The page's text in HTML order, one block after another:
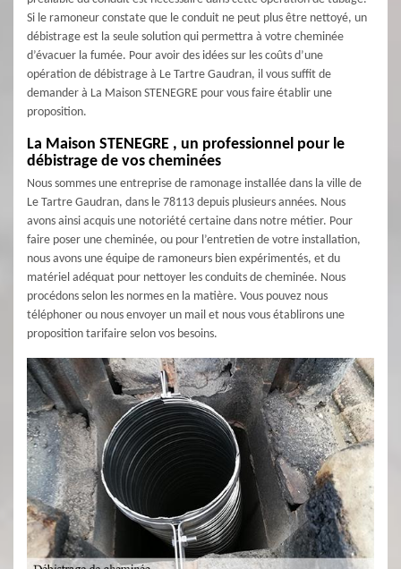
Si le ramoneur constate que le conduit ne peut plus être nettoyé, un
débistrage est la seule solution qui permettra à votre cheminée
d’évacuer la fumée. Pour avoir des idées sur les coûts d’une
opération de débistrage à Le Tartre Gaudran, il vous suffit de
demander à La Maison STENEGRE pour vous faire établir une
proposition.
La Maison STENEGRE , un professionnel pour le
débistrage de vos cheminées
Nous sommes une entreprise de ramonage installée dans la ville de
Le Tartre Gaudran, dans le 78113 depuis plusieurs années. Nous
avons ainsi acquis une notoriété certaine dans notre métier. Pour
faire poser une cheminée, ou pour l’entretien de votre installation,
nous avons une équipe de ramoneurs bien expérimentés, et du
matériel adéquat pour nettoyer les conduits de cheminée. Nous
procédons selon les normes en la matière. Vous pouvez nous
téléphoner ou nous envoyer un mail et nous vous établirons une
proposition tarifaire selon vos besoins.